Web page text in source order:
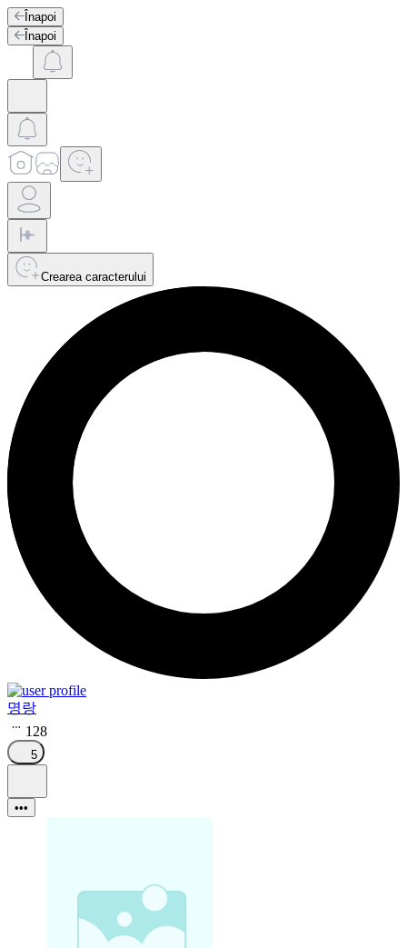
Înapoi
Înapoi
Crearea caracterului
명랑
128
5
•••